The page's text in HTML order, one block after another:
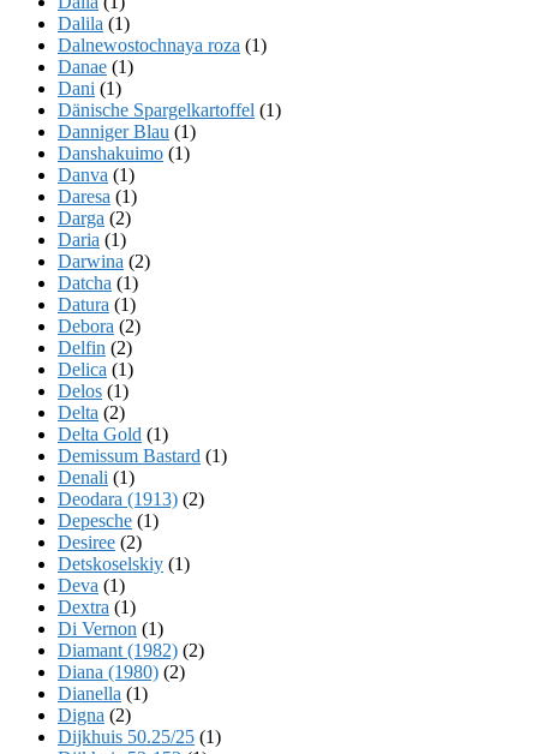
Dalila (1)
Dalnewostochnaya roza (1)
Danae (1)
Dani (1)
Dänische Spargelkartoffel (1)
Danniger Blau (1)
Danshakuimo (1)
Danva (1)
Daresa (1)
Darga (2)
Daria (1)
Darwina (2)
Datcha (1)
Datura (1)
Debora (2)
Delfin (2)
Delica (1)
Delos (1)
Delta (2)
Delta Gold (1)
Demissum Bastard (1)
Denali (1)
Deodara (1913) (2)
Depesche (1)
Desiree (2)
Detskoselskiy (1)
Deva (1)
Dextra (1)
Di Vernon (1)
Diamant (1982) (2)
Diana (1980) (2)
Dianella (1)
Digna (2)
Dijkhuis 50.25/25 (1)